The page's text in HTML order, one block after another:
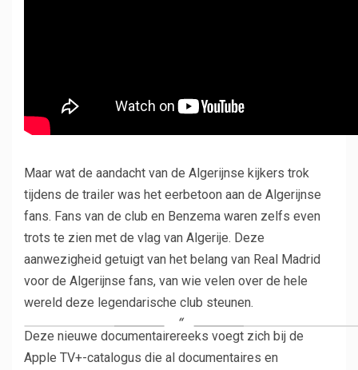
Maar wat de aandacht van de Algerijnse kijkers trok
tijdens de trailer was het eerbetoon aan de Algerijnse
fans. Fans van de club en Benzema waren zelfs even
trots te zien met de vlag van Algerije. Deze
aanwezigheid getuigt van het belang van Real Madrid
voor de Algerijnse fans, van wie velen over de hele
wereld deze legendarische club steunen.
Deze nieuwe documentairereeks voegt zich bij de
Apple TV+-catalogus die al documentaires en